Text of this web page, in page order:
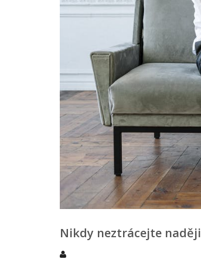
Nikdy neztrácejte naději